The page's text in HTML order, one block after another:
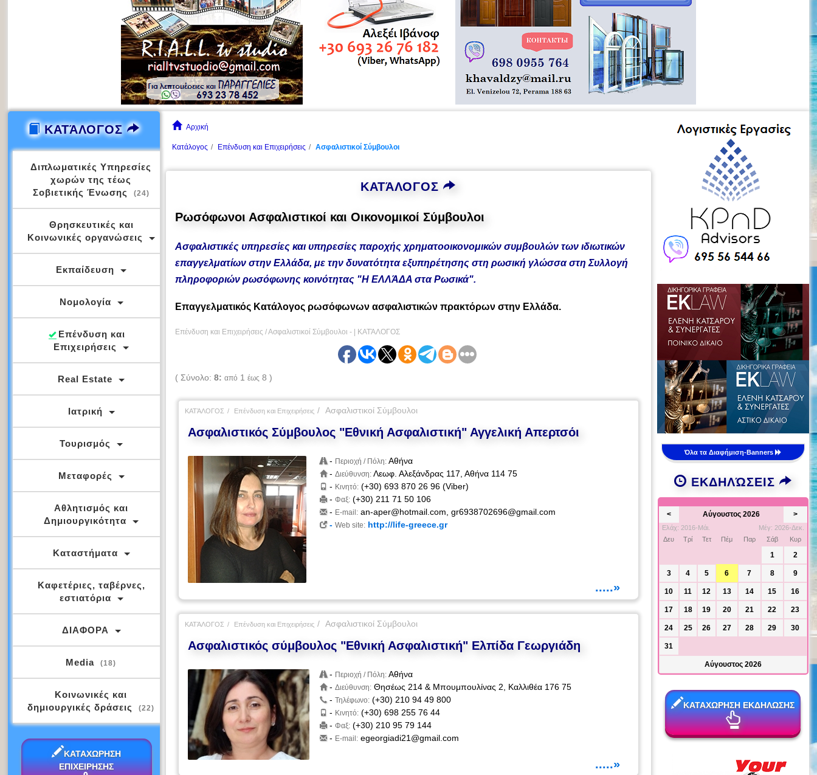
Αρχική
Κατάλογος Επένδυση και Επιχειρήσεις Ασφαλιστικοί Σύμβουλοι
ΚΑΤΆΛΟΓΟΣ
Ρωσόφωνοι Ασφαλιστικοί και Οικονομικοί Σύμβουλοι
Ασφαλιστικές υπηρεσίες και υπηρεσίες παροχής χρηματοοικονομικών συμβουλών των ιδιωτικών
επαγγελματίων στην Ελλάδα, με την δυνατότητα εξυπηρέτησης στη ρωσική γλώσσα στη Συλλογή
πληροφοριών ρωσόφωνης κοινότητας "Η ΕΛΛΆΔΑ στα Ρωσικά".
Επαγγελματικός Κατάλογος ρωσόφωνων ασφαλιστικών πρακτόρων στην Ελλάδα.
Επένδυση και Επιχειρήσεις / Ασφαλιστικοί Σύμβουλοι - | ΚΑΤΆΛΟΓΟΣ
( Σύνολο:8: από 1έως 8 )
ΚΑΤΆΛΟΓΟΣ Επένδυση και Επιχειρήσεις Ασφαλιστικοί Σύμβουλοι
Ασφαλιστικός Σύμβουλος "Εθνική Ασφαλιστική" Αγγελική Απερτσόι
- Περιοχή / Πόλη: Αθήνα
-Διεύθυνση: Λεωφ. Αλεξάνδρας 117, Αθήνα 114 75
- Κινητό: (+30) 693 870 26 96 (Viber)
-Φαξ: (+30) 211 71 50 106
- E-mail: an-aper@hotmail.com ,gr6938702696@gmail.com
-Web site: http://life-greece.gr
.....»
ΚΑΤΆΛΟΓΟΣ Επένδυση και Επιχειρήσεις Ασφαλιστικοί Σύμβουλοι
Ασφαλιστικός σύμβουλος "Εθνική Ασφαλιστική" Ελπίδα Γεωργιάδη
- Περιοχή / Πόλη: Αθήνα
-Διεύθυνση: Θησέως 214 & Μπουμπουλίνας 2, Καλλιθέα 176 75
-Τηλέφωνο: (+30) 210 94 49 800
- Κινητό: (+30) 698 255 76 44
-Φαξ: (+30) 210 95 79 144
- E-mail: egeorgiadi21@gmail.com
.....»
ΚΑΤΆΛΟΓΟΣ
Διπλωματικές Υπηρεσίες
χωρών της τέως
Σοβιετικής Ένωσης
(24)
Θρησκευτικές και
Κοινωνικές οργανώσεις
Εκπαίδευση
Νομολογία
Επένδυση και
Επιχειρήσεις
Real Estate
Ιατρική
Τουρισμός
Μεταφορές
Αθλητισμός και
Δημιουργικότητα
Καταστήματα
Καφετέριες, ταβέρνες,
εστιατόρια
ΔΙΑΦΟΡΑ
Media (18)
Κοινωνικές και
δημιουργικές δράσεις
(22)
ΚΑΤΑΧΩΡΗΣΗ
ΕΠΙΧΕΙΡΗΣΗΣ
Όλα τα Διαφήμιση-Banners
ΕΚΔΗΛΏΣΕΙΣ
< Αύγουστος 2026 >
Ελάχ: 2016-Μάι.
Μέγ: 2026-Δεκ.
Δευ
Τρί Τετ Πέμ Παρ Σάβ Κυρ
1 2
3 4 5 6 7 8 9
10 11 12 13 14 15 16
17 18 19 20 21 22 23
24 25 26 27 28 29 30
31
Αύγουστος 2026
ΚΑΤΑΧΩΡΗΣΗ ΕΚΔΗΛΩΣΗΣ